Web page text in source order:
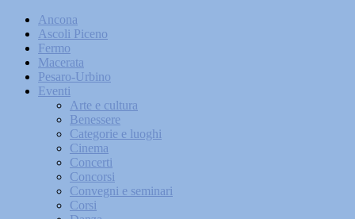
Ancona
Ascoli Piceno
Fermo
Macerata
Pesaro-Urbino
Eventi
Arte e cultura
Benessere
Categorie e luoghi
Cinema
Concerti
Concorsi
Convegni e seminari
Corsi